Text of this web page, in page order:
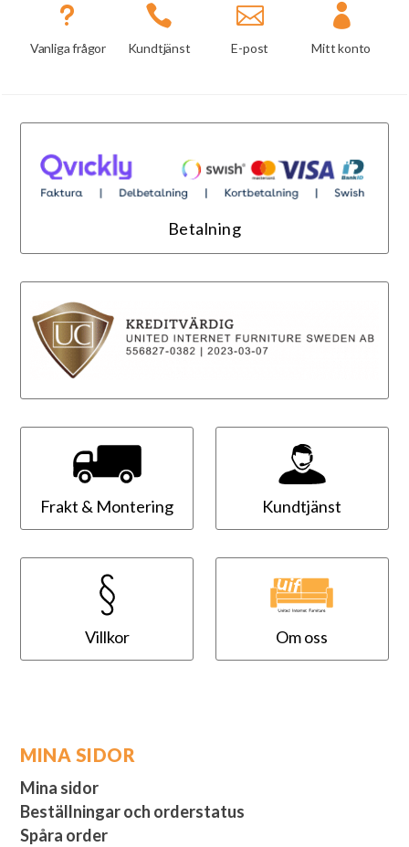
u
Vanliga frågor

Kundtjänst

E-post

Mitt konto
Betalning
Frakt & Montering Kundtjänst
Villkor Om oss
MINA SIDOR
Mina sidor
Beställningar och orderstatus
Spåra order